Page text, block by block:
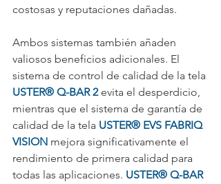
costosas y reputaciones dañadas.
Ambos sistemas también añaden
valiosos beneficios adicionales. El
sistema de control de calidad de la tela
USTER® Q-BAR 2 evita el desperdicio,
mientras que el sistema de garantía de
calidad de la tela USTER® EVS FABRIQ
VISION mejora significativamente el
rendimiento de primera calidad para
todas las aplicaciones. USTER® Q-BAR